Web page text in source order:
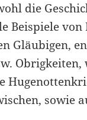
die
Beispiele
Gläubigen,
sowie